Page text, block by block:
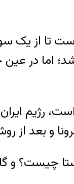
تا از یک
اما در
رژیم
بعد از
چیست؟ و